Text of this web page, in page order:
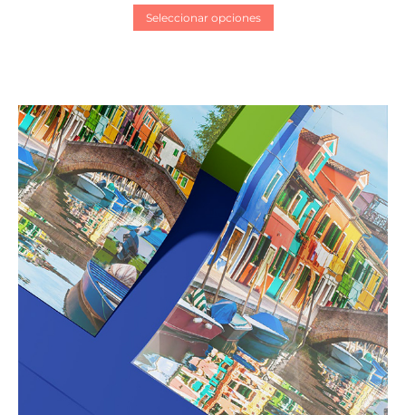
Seleccionar opciones